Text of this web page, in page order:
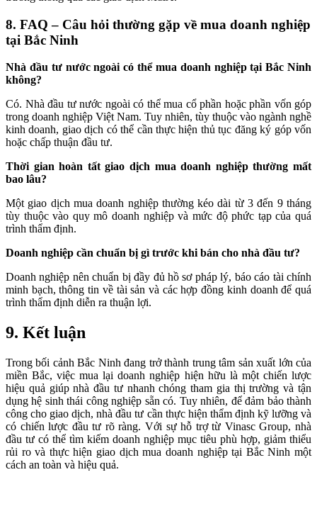
8. FAQ – Câu hỏi thường gặp về mua doanh nghiệp
tại Bắc Ninh
Nhà đầu tư nước ngoài có thể mua doanh nghiệp tại Bắc Ninh
không?
Có. Nhà đầu tư nước ngoài có thể mua cổ phần hoặc phần vốn góp
trong doanh nghiệp Việt Nam. Tuy nhiên, tùy thuộc vào ngành nghề
kinh doanh, giao dịch có thể cần thực hiện thủ tục đăng ký góp vốn
hoặc chấp thuận đầu tư.
Thời gian hoàn tất giao dịch mua doanh nghiệp thường mất
bao lâu?
Một giao dịch mua doanh nghiệp thường kéo dài từ 3 đến 9 tháng
tùy thuộc vào quy mô doanh nghiệp và mức độ phức tạp của quá
trình thẩm định.
Doanh nghiệp cần chuẩn bị gì trước khi bán cho nhà đầu tư?
Doanh nghiệp nên chuẩn bị đầy đủ hồ sơ pháp lý, báo cáo tài chính
minh bạch, thông tin về tài sản và các hợp đồng kinh doanh để quá
trình thẩm định diễn ra thuận lợi.
9. Kết luận
Trong bối cảnh Bắc Ninh đang trở thành trung tâm sản xuất lớn của
miền Bắc, việc mua lại doanh nghiệp hiện hữu là một chiến lược
hiệu quả giúp nhà đầu tư nhanh chóng tham gia thị trường và tận
dụng hệ sinh thái công nghiệp sẵn có. Tuy nhiên, để đảm bảo thành
công cho giao dịch, nhà đầu tư cần thực hiện thẩm định kỹ lưỡng và
có chiến lược đầu tư rõ ràng. Với sự hỗ trợ từ Vinasc Group, nhà
đầu tư có thể tìm kiếm doanh nghiệp mục tiêu phù hợp, giảm thiểu
rủi ro và thực hiện giao dịch mua doanh nghiệp tại Bắc Ninh một
cách an toàn và hiệu quả.